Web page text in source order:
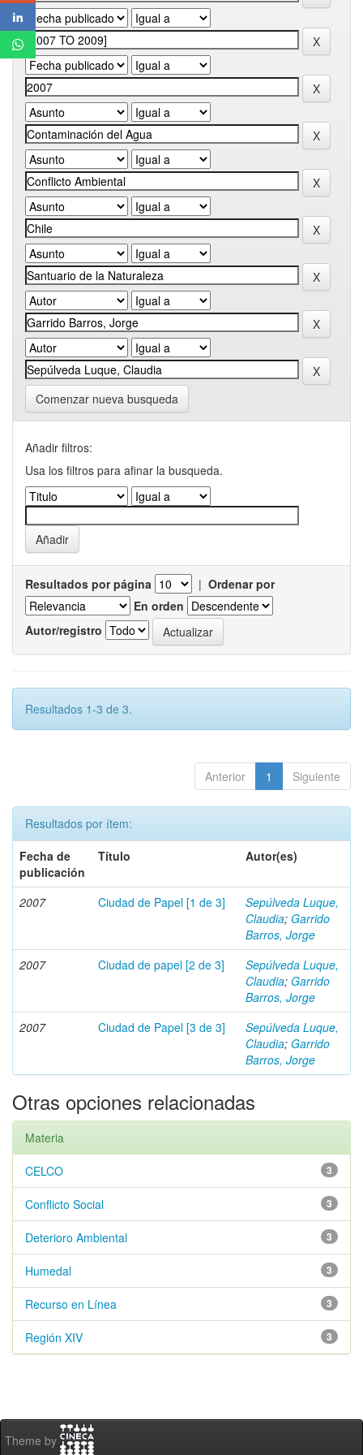
Comenzar nueva busqueda
Añadir filtros:
Usa los filtros para afinar la busqueda.
Resultados por página | Ordenar por
En orden
Autor/registro
Resultados 1-3 de 3.
Anterior 1 Siguiente
Resultados por ítem:
Fecha de
publicación
Título Autor(es)
2007 Ciudad de Papel [1 de 3]
Sepúlveda Luque,
Claudia; Garrido
Barros, Jorge
2007
Ciudad de papel [2 de 3]
Sepúlveda Luque,
Claudia; Garrido
Barros, Jorge
2007
Ciudad de Papel [3 de 3]
Sepúlveda Luque,
Claudia; Garrido
Barros, Jorge
Otras opciones relacionadas
Materia
3
CELCO
3
Conflicto Social
3
Deterioro Ambiental
3
Humedal
3
Recurso en Línea
3
Región XIV
Theme by